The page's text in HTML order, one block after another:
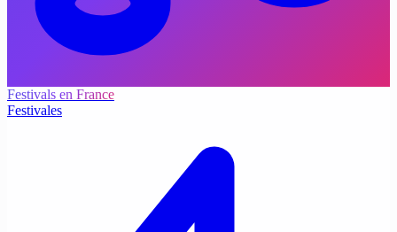
Festivals en France
Festivales